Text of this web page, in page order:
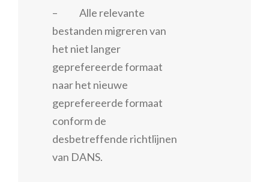
– Alle relevante
bestanden migreren van
het niet langer
geprefereerde formaat
naar het nieuwe
geprefereerde formaat
conform de
desbetreffende richtlijnen
van DANS.